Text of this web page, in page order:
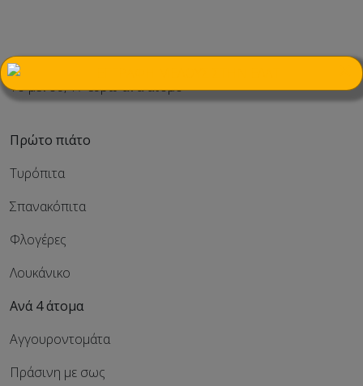
……………………………………
Το μενού, 17 ευρώ ανά άτομο
Πρώτο πιάτο
Τυρόπιτα
Σπανακόπιτα
Φλογέρες
Λουκάνικο
Ανά 4 άτομα
Αγγουροντομάτα
Πράσινη με σως